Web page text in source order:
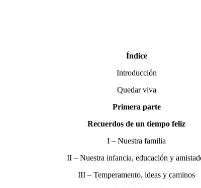
Índice
Introducción
Quedar viva
Primera parte
Recuerdos de un tiempo feliz
I – Nuestra familia
II – Nuestra infancia, educación y
III – Temperamento, ideas y caminos